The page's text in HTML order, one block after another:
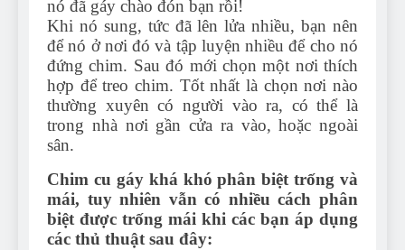
nó đã gáy chào đón bạn rồi!
Khi nó sung, tức đã lên lửa nhiều, bạn nên
để nó ở nơi đó và tập luyện nhiều để cho nó
đứng chim. Sau đó mới chọn một nơi thích
hợp để treo chim. Tốt nhất là chọn nơi nào
thường xuyên có người vào ra, có thể là
trong nhà nơi gần cửa ra vào, hoặc ngoài
sân.
Chim cu gáy khá khó phân biệt trống và
mái, tuy nhiên vẫn có nhiều cách phân
biệt được trống mái khi các bạn áp dụng
các thủ thuật sau đây: